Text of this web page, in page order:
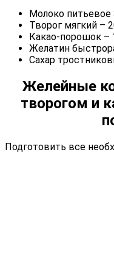
Молоко питьевое
Творог мягкий –
Какао-порошок –
Желатин
Сахар
Желейные
творогом и
Подготовить все